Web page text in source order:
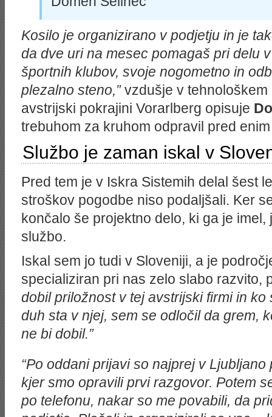
Kosilo je organizirano v podjetju in je
da dve uri na mesec pomagaš pri delu
športnih klubov, svoje nogometno in
plezalno steno,”vzdušje v
avstrijski pokrajini Vorarlberg opisuje
trebuhom za kruhom odpravil pred
Službo je zaman iskal v
Pred tem je v Iskra Sistemih delal šest
stroškov pogodbe niso podaljšali. Ker
končalo še projektno delo, ki ga je
službo.
Iskal sem jo tudi v Sloveniji, a je
specializiran pri nas zelo slabo razvito,
dobil priložnost v tej avstrijski firmi in
duh sta v njej, sem se odločil da grem,
ne bi dobil.”
“Po oddani prijavi so najprej v Ljubljano
kjer smo opravili prvi razgovor. Potem
po telefonu, nakar so me povabili, da